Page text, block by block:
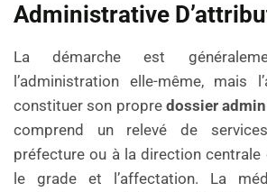
Administrative
La démarche est
l’administration elle-même, mais
constituer son propre dossier
comprend un relevé de
préfecture ou à la direction
le grade et l’affectation. La